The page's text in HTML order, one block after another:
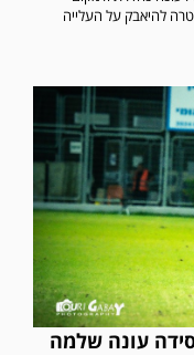
להיאבק על העלייה
עונה שלמה